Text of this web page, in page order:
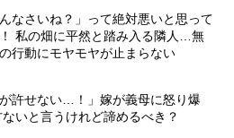
んなさいね？」って絶対悪いと思って
私の畑に平然と踏み入る隣人…無
行動にモヤモヤが止まらない
が許せない…！」嫁が義母に怒り爆
いと言うけれど諦めるべき？